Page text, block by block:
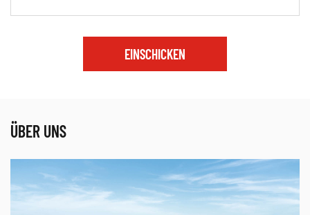
EINSCHICKEN
ÜBER UNS